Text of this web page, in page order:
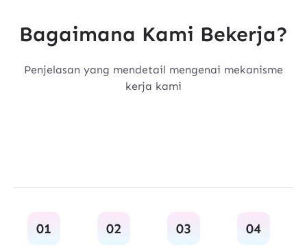
Bagaimana Kami Bekerja?
Penjelasan yang mendetail mengenai mekanisme
kerja kami